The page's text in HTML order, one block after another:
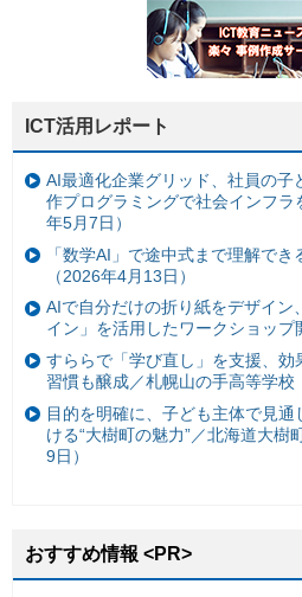
ICT活用レポート
AI最適化企業グリッド、社員の子
作プログラミングで社会インフ
年5月7日）
「数学AI」で途中式まで理解で
（2026年4月13日）
AIで自分だけの折り紙をデザイン
イン」を活用したワークショップ
すららで「学び直し」を支援、効
習慣も醸成／札幌山の手高等学校
目的を明確に、子ども主体で見
ける“大樹町の魅力”／北海道大樹
9日）
おすすめ情報 <PR>